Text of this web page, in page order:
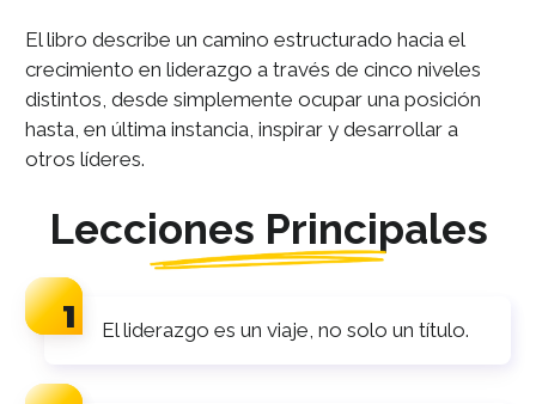
El libro describe un camino estructurado hacia el
crecimiento en liderazgo a través de cinco niveles
distintos, desde simplemente ocupar una posición
hasta, en última instancia, inspirar y desarrollar a
otros líderes.
Lecciones Principales
El liderazgo es un viaje, no solo un título.